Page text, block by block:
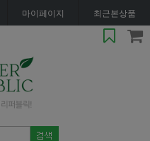
마이페이지 최근본상품